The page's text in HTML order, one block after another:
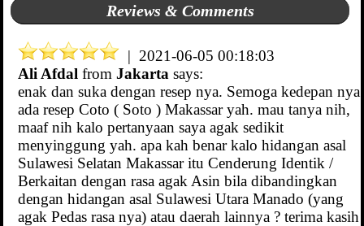
Reviews & Comments
| 2021-06-05 00:18:03
Ali Afdal from Jakarta says:
enak dan suka dengan resep nya. Semoga kedepan nya
ada resep Coto ( Soto ) Makassar yah. mau tanya nih,
maaf nih kalo pertanyaan saya agak sedikit
menyinggung yah. apa kah benar kalo hidangan asal
Sulawesi Selatan Makassar itu Cenderung Identik /
Berkaitan dengan rasa agak Asin bila dibandingkan
dengan hidangan asal Sulawesi Utara Manado (yang
agak Pedas rasa nya) atau daerah lainnya ? terima kasih